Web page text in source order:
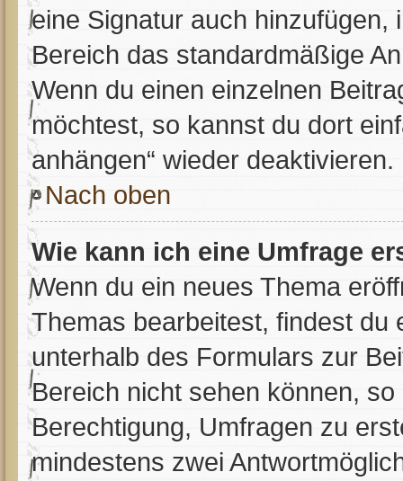
eine Signatur auch hinzufügen,
Bereich das standardmäßige
Wenn du einen einzelnen
möchtest, so kannst du dort
anhängen“ wieder deaktivieren.
Nach oben
Wie kann ich eine Umfrage
Wenn du ein neues Thema
Themas bearbeitest, findest du
unterhalb des Formulars zur
Bereich nicht sehen können,
Berechtigung, Umfragen zu
mindestens zwei